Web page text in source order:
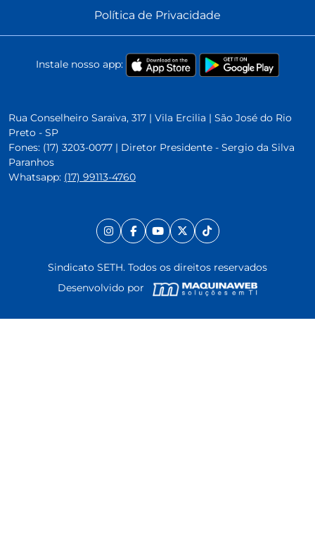
Política de Privacidade
Instale nosso app:
Rua Conselheiro Saraiva, 317 | Vila Ercilia | São José do Rio
Preto - SP
Fones: (17) 3203-0077 | Diretor Presidente - Sergio da Silva
Paranhos
Whatsapp: (17) 99113-4760
Sindicato SETH. Todos os direitos reservados
Desenvolvido por